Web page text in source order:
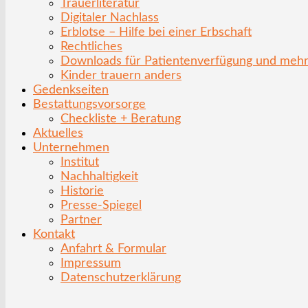
Trauerliteratur
Digitaler Nachlass
Erblotse – Hilfe bei einer Erbschaft
Rechtliches
Downloads für Patientenverfügung und mehr
Kinder trauern anders
Gedenkseiten
Bestattungsvorsorge
Checkliste + Beratung
Aktuelles
Unternehmen
Institut
Nachhaltigkeit
Historie
Presse-Spiegel
Partner
Kontakt
Anfahrt & Formular
Impressum
Datenschutzerklärung